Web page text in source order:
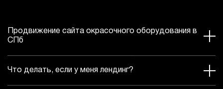
Продвижение сайта окрасочного оборудования в
СПб
Что делать, если у меня лендинг?